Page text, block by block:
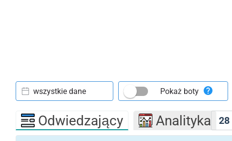
28
wszystkie dane Pokaż boty
Odwiedzający Analityka